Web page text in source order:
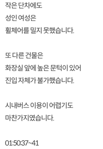
작은 단차에도
성인 여성은
휠체어를 밀지 못했습니다.
또 다른 건물은
화장실 앞에 높은 문턱이 있어
진입 자체가 불가했습니다.
시내버스 이용이 어렵기도
마찬가지였습니다.
01:50:37~41